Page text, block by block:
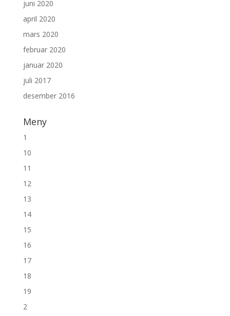
juni 2020
april 2020
mars 2020
februar 2020
januar 2020
juli 2017
desember 2016
Meny
1
10
11
12
13
14
15
16
17
18
19
2